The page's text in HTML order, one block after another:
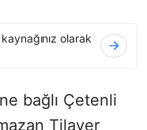
olarak
bağlı Çetenli
Tilaver